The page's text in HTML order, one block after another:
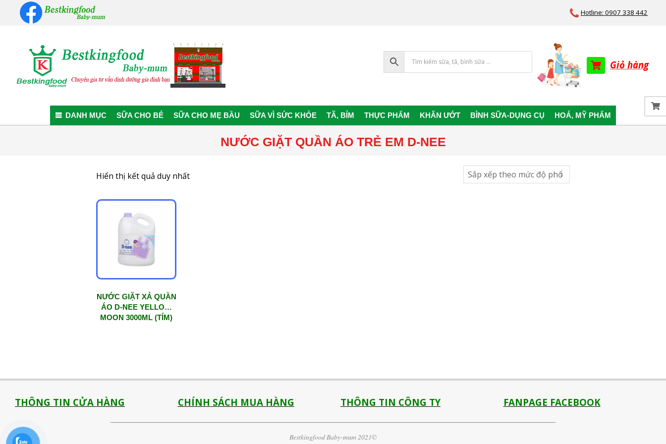
Hotline: 0907 338 442
Baby-
mum
Giỏ hàng
Primary
Navigation
Menu
DANH MỤC SỮA CHO BÉ SỮA CHO MẸ BẦU SỮA VÌ SỨC KHỎE TÃ, BỈM THỰC PHẨM KHĂN ƯỚT BÌNH SỮA-DỤNG CỤ HOÁ, MỸ PHẨM
NƯỚC GIẶT QUẦN ÁO TRẺ EM D-NEE
Hiển thị kết quả duy nhất
NƯỚC GIẶT XẢ QUẦN
ÁO D-NEE YELLOW
MOON 3000ML (TÍM)
THÔNG TIN CỬA HÀNG CHÍNH SÁCH MUA HÀNG THÔNG TIN CÔNG TY FANPAGE FACEBOOK
Bestkingfood Baby-mum 2021©